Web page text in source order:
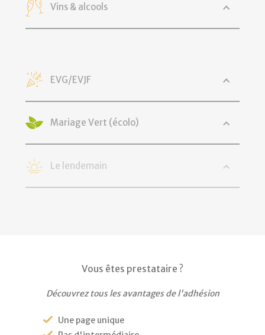
Vins & alcools
EVG/EVJF
Mariage Vert (écolo)
Le lendemain
Vous êtes prestataire ?
Découvrez tous les avantages de l'adhésion
Une page unique